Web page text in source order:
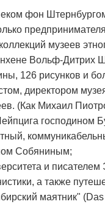
фон
музеев
Вольф-Дитрих
126 рисунков и
директором
(Как Михаил
господином
Собяниным;
и
а также
маятник" (Das